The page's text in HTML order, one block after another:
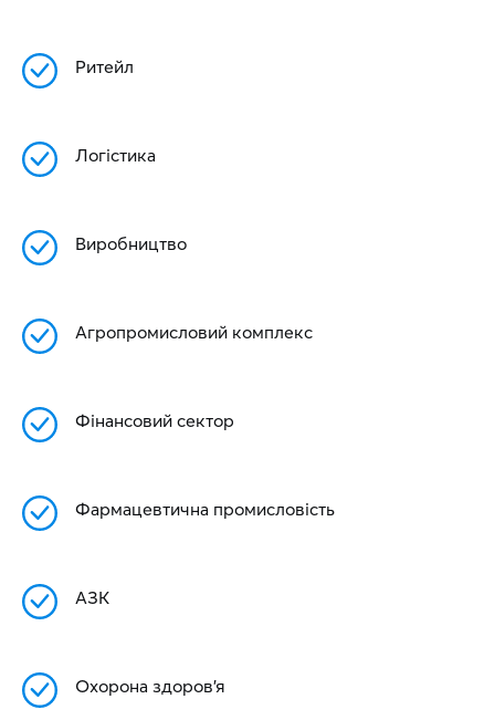
Ритейл
Логістика
Виробництво
Агропромисловий комплекс
Фінансовий сектор
Фармацевтична промисловість
АЗК
Охорона здоров’я